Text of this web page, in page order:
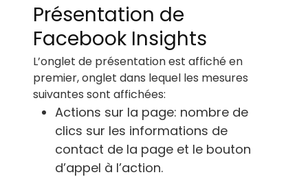
Présentation de
Facebook Insights
L’onglet de présentation est affiché en
premier, onglet dans lequel les mesures
suivantes sont affichées:
Actions sur la page: nombre de
clics sur les informations de
contact de la page et le bouton
d’appel à l’action.